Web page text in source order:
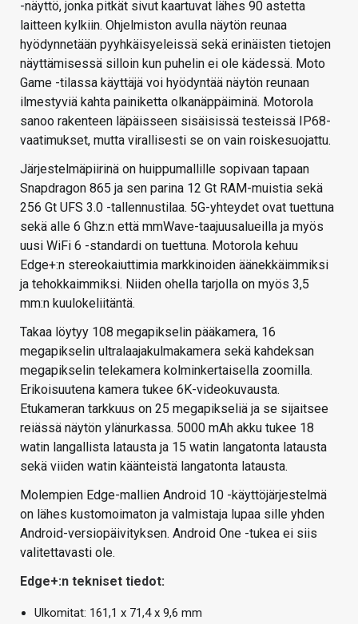
-näyttö, jonka pitkät sivut kaartuvat lähes 90 astetta
laitteen kylkiin. Ohjelmiston avulla näytön reunaa
hyödynnetään pyyhkäisyeleissä sekä erinäisten tietojen
näyttämisessä silloin kun puhelin ei ole kädessä. Moto
Game -tilassa käyttäjä voi hyödyntää näytön reunaan
ilmestyviä kahta painiketta olkanäppäiminä. Motorola
sanoo rakenteen läpäisseen sisäisissä testeissä IP68-
vaatimukset, mutta virallisesti se on vain roiskesuojattu.
Järjestelmäpiirinä on huippumallille sopivaan tapaan
Snapdragon 865 ja sen parina 12 Gt RAM-muistia sekä
256 Gt UFS 3.0 -tallennustilaa. 5G-yhteydet ovat tuettuna
sekä alle 6 Ghz:n että mmWave-taajuusalueilla ja myös
uusi WiFi 6 -standardi on tuettuna. Motorola kehuu
Edge+:n stereokaiuttimia markkinoiden äänekkäimmiksi
ja tehokkaimmiksi. Niiden ohella tarjolla on myös 3,5
mm:n kuulokeliitäntä.
Takaa löytyy 108 megapikselin pääkamera, 16
megapikselin ultralaajakulmakamera sekä kahdeksan
megapikselin telekamera kolminkertaisella zoomilla.
Erikoisuutena kamera tukee 6K-videokuvausta.
Etukameran tarkkuus on 25 megapikseliä ja se sijaitsee
reiässä näytön ylänurkassa. 5000 mAh akku tukee 18
watin langallista latausta ja 15 watin langatonta latausta
sekä viiden watin käänteistä langatonta latausta.
Molempien Edge-mallien Android 10 -käyttöjärjestelmä
on lähes kustomoimaton ja valmistaja lupaa sille yhden
Android-versiopäivityksen. Android One -tukea ei siis
valitettavasti ole.
Edge+:n tekniset tiedot:
Ulkomitat: 161,1 x 71,4 x 9,6 mm